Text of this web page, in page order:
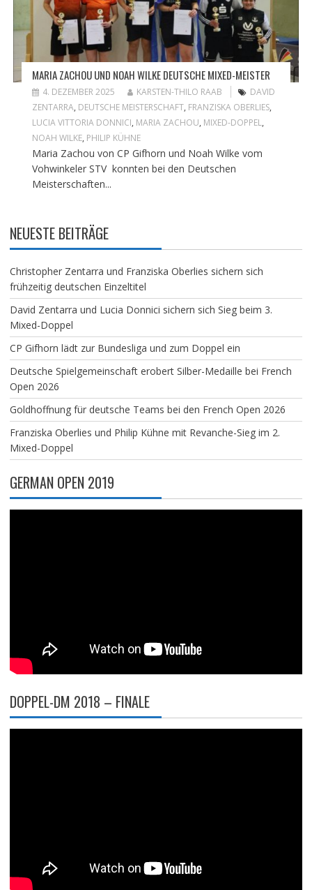
MARIA ZACHOU UND NOAH WILKE DEUTSCHE MIXED-MEISTER
4. DEZEMBER 2025 KARSTEN-THILO RAAB
DAVID
ZENTARRA, DEUTSCHE MEISTERSCHAFT, FRANZISKA OBERLIES,
LUCIA VITTORIA DONNICI, MARIA ZACHOU, MIXED-DOPPEL,
NOAH WILKE, PHILIP KÜHNE
Maria Zachou von CP Gifhorn und Noah Wilke vom
Vohwinkeler STV konnten bei den Deutschen
Meisterschaften...
NEUESTE BEITRÄGE
Christopher Zentarra und Franziska Oberlies sichern sich
frühzeitig deutschen Einzeltitel
David Zentarra und Lucia Donnici sichern sich Sieg beim 3.
Mixed-Doppel
CP Gifhorn lädt zur Bundesliga und zum Doppel ein
Deutsche Spielgemeinschaft erobert Silber-Medaille bei French
Open 2026
Goldhoffnung für deutsche Teams bei den French Open 2026
Franziska Oberlies und Philip Kühne mit Revanche-Sieg im 2.
Mixed-Doppel
GERMAN OPEN 2019
DOPPEL-DM 2018 – FINALE